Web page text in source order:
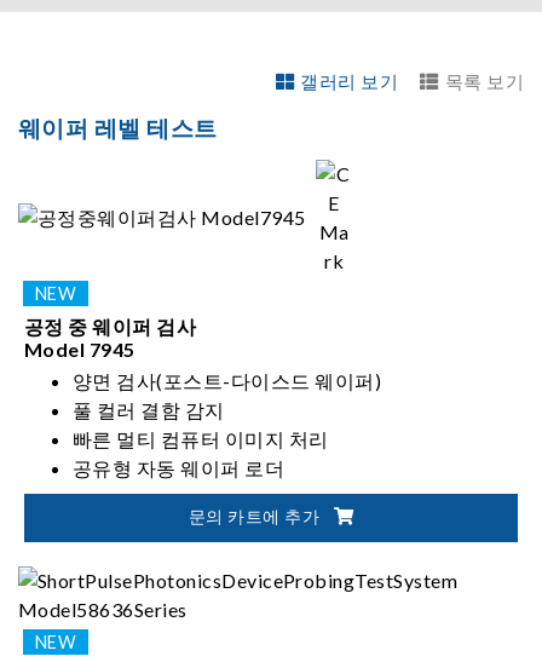
controllers. These lab class instruments are often
test, burn-in and device or module characterization then
reinforced with inspection, metrology, robotics, Industry
4.0 and more.
갤러리 보기 목록 보기
웨이퍼 레벨 테스트
공정 중 웨이퍼 검사
Model 7945
양면 검사(포스트-다이스드 웨이퍼)
풀 컬러 결함 감지
빠른 멀티 컴퓨터 이미지 처리
공유형 자동 웨이퍼 로더
문의 카트에 추가